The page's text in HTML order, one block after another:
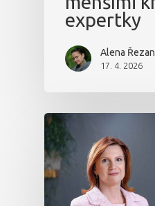
expertky
Alena
17. 4. 2026